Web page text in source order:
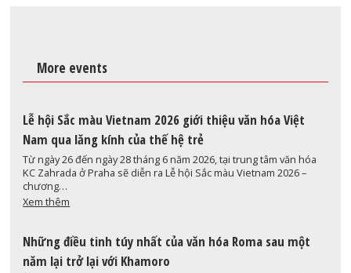
More events
Lễ hội Sắc màu Vietnam 2026 giới thiệu văn hóa Việt
Nam qua lăng kính của thế hệ trẻ
Từ ngày 26 đến ngày 28 tháng 6 năm 2026, tại trung tâm văn hóa
KC Zahrada ở Praha sẽ diễn ra Lễ hội Sắc màu Vietnam 2026 –
chương…
Xem thêm
Những điều tinh túy nhất của văn hóa Roma sau một
năm lại trở lại với Khamoro